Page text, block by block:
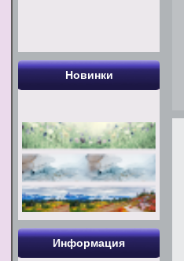
Новинки
Информация